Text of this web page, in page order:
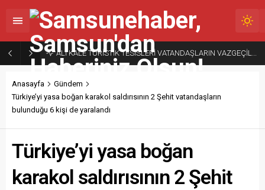
ALİ KALE TURİSTİK TESİSLERİ VATANDAŞLARIN VAZGEÇİLMEZ ADRESİ
Anasayfa
Gündem
Türkiye’yi yasa boğan karakol saldırısının 2 Şehit vatandaşların
bulunduğu 6 kişi de yaralandı
Türkiye’yi yasa boğan
karakol saldırısının 2 Şehit